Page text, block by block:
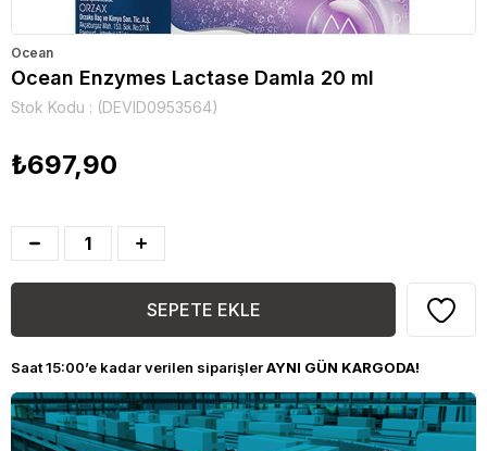
Ocean
Ocean Enzymes Lactase Damla 20 ml
Stok Kodu (DEVID0953564)
₺697,90
Saat 15:00’e kadar verilen siparişlerAYNI GÜN KARGODA!